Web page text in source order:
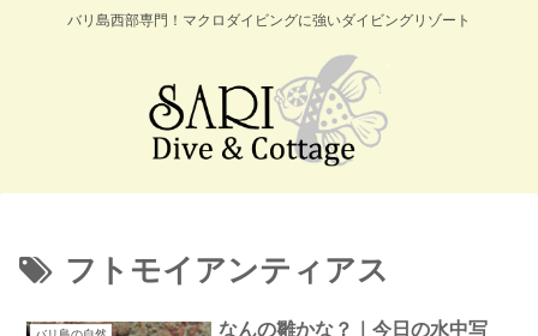
バリ島西部専門！マクロダイビングに強いダイビングリゾート
フトモイアンティアス
なんの雛かな？｜今日の水中写